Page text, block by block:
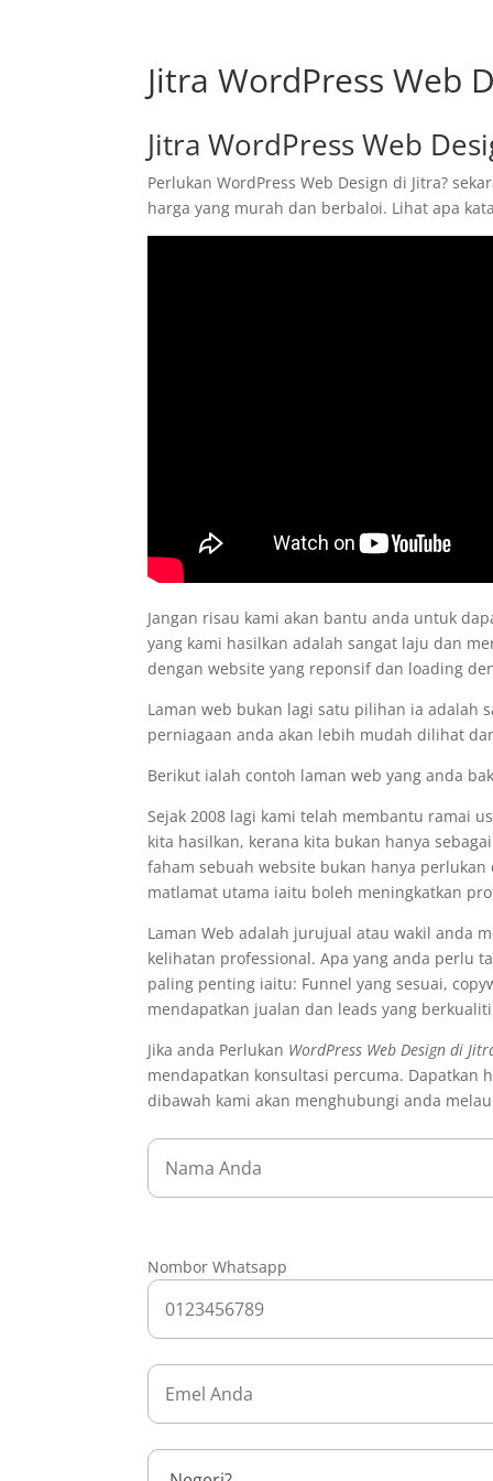
Jitra WordPress Web
Jitra WordPress Web
Perlukan WordPress Web Design di Jitra?
harga yang murah dan berbaloi. Lihat apa
Jangan risau kami akan bantu anda untuk
yang kami hasilkan adalah sangat laju dan
dengan website yang reponsif dan loading
Laman web bukan lagi satu pilihan ia adalah
perniagaan anda akan lebih mudah dilihat
Berikut ialah contoh laman web yang anda
Sejak 2008 lagi kami telah membantu ramai
kita hasilkan, kerana kita bukan hanya
faham sebuah website bukan hanya
matlamat utama iaitu boleh meningkatkan
Laman Web adalah jurujual atau wakil anda
kelihatan professional. Apa yang anda perlu
paling penting iaitu: Funnel yang sesuai,
mendapatkan jualan dan leads yang
Jika anda Perlukan WordPress Web Design di
mendapatkan konsultasi percuma. Dapatkan
dibawah kami akan menghubungi anda
Nombor Whatsapp